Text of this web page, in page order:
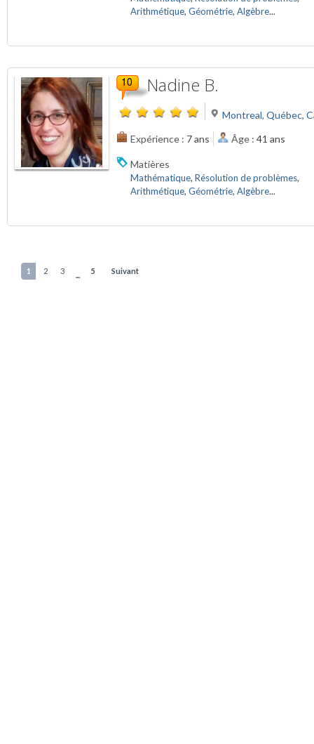
Arithmétique, Géométrie, Algèbre...
Nadine B.
Montreal, Québec,
Expérience : 7 ans Âge : 41 ans
Matières
Mathématique, Résolution de problèmes,
Arithmétique, Géométrie, Algèbre...
1 2 3 ... 5 Suivant